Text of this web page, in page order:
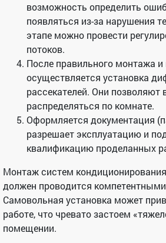
возможность определить
появляться из-за нарушения
этапе можно провести
потоков.
После правильного монтажа и
осуществляется установка
рассекателей. Они позволяют
распределяться по комнате.
Оформляется документация
разрешает эксплуатацию и
квалификацию проделанных
Монтаж систем
должен проводится
Самовольная установка может
работе, что чревато застоем
помещении.